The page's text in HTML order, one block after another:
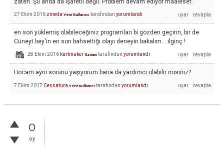
27 Ekim 2016 zineda Yeni Kullanıcı tarafından yorumlandı
en son yüklemiş olabileceğiniz programları bi gözden geçirin, bir de
Cüneyt bey'in en son bahsettiği olayı deneyin bakalım... ilginç !
28 Ekim 2016 kurtmaker Uzman tarafından yorumlandı
Hocam aynı sorunu yaşıyorum bana da yardımcı olabilir misiniz?
7 Ekim 2017 Cessatura Yeni Kullanıcı tarafından yorumlandı
0
oy